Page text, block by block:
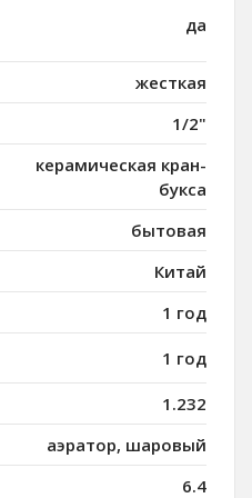
да
жесткая
1/2"
керамическая кран-
букса
бытовая
Китай
1 год
1 год
1.232
аэратор, шаровый
6.4